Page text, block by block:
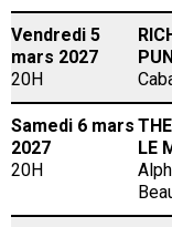
Vendredi 5
mars 2027
20H
Samedi 6 mars
2027
20H
LE